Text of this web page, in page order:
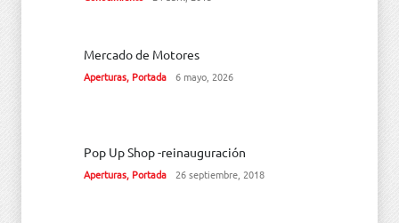
Mercado de Motores
Aperturas, Portada 6 mayo, 2026
Pop Up Shop -reinauguración
Aperturas, Portada 26 septiembre, 2018